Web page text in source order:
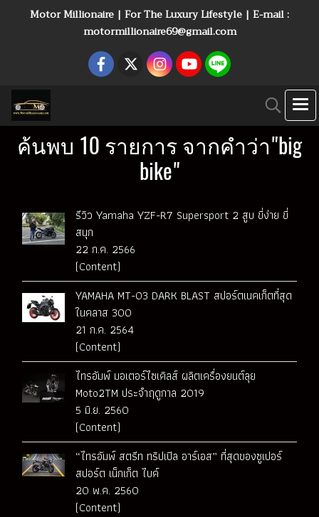
Motor Millionaire | For The Luxury Lifestyle | E-mail :
motormillionaire69@gmail.com
ค้นพบ 10 รายการ จากคำว่า"big
bike"
รีวิว Yamaha YZF-R7 Supersport 2 สูบ ขี่ง่าย ขี่
สนุก
22 ก.ค. 2566
(Content)
YAMAHA MT-03 DARK BLAST สปอร์ตเนคเก็ตที่สุด
ในคลาส 300
21 ก.ค. 2564
(Content)
ไทรอัมพ์ มอเตอร์ไซเคิลส์ ผลิตเครื่องยนต์ลุย
Moto2TM ประจำฤดูกาล 2019
5 มิ.ย. 2560
(Content)
“ไทรอัมพ์ สตรีท ทริปเปิล อาร์เอส” ที่สุดของซูเปอร์
สปอร์ต เน็กเก็ต ไบค์
20 พ.ค. 2560
(Content)